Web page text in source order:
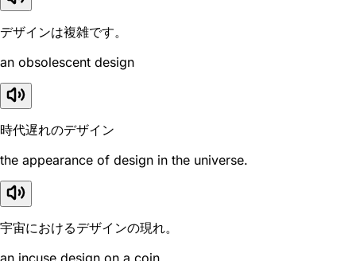
デザインは複雑です。
an obsolescent design
時代遅れのデザイン
the appearance of design in the universe.
宇宙におけるデザインの現れ。